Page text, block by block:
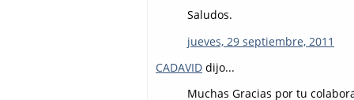
Saludos.
jueves, 29 septiembre, 2011
CADAVID dijo...
Muchas Gracias por tu